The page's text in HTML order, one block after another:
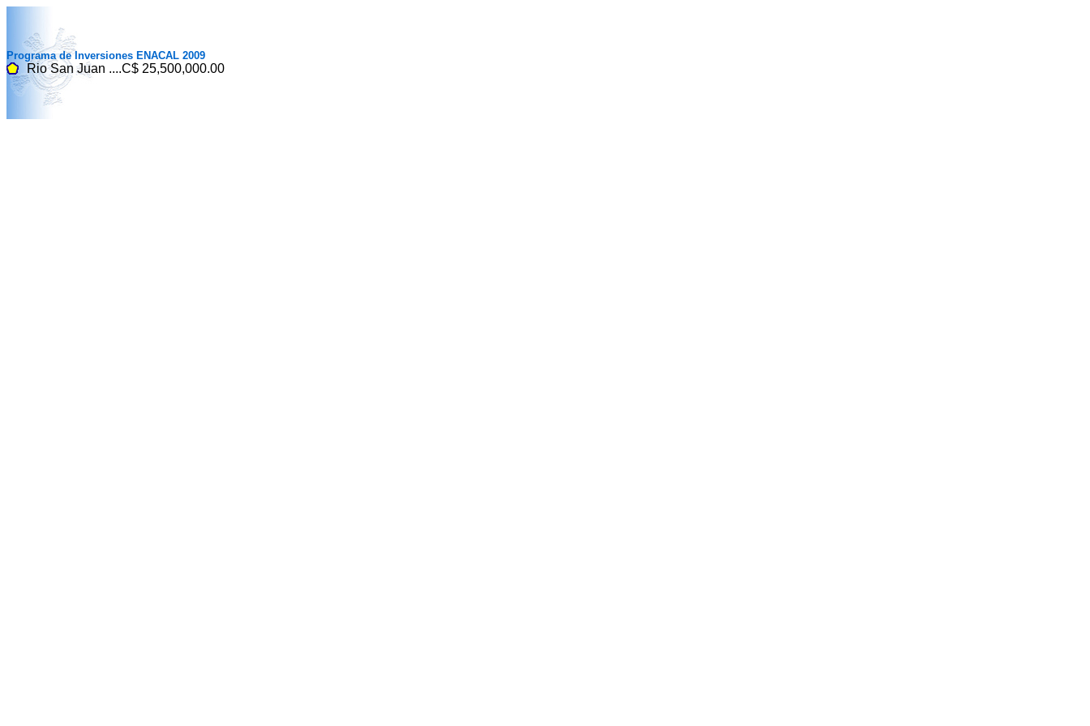
Programa de Inversiones ENACAL 2009
Rio San Juan ....C$ 25,500,000.00